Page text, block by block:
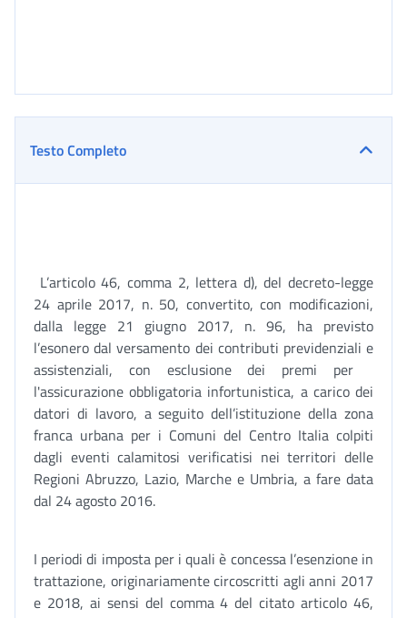
Testo Completo
L’articolo 46, comma 2, lettera d), del decreto-legge
24 aprile 2017, n. 50, convertito, con modificazioni,
dalla legge 21 giugno 2017, n. 96, ha previsto
l’esonero dal versamento dei contributi previdenziali e
assistenziali, con esclusione dei premi per
l'assicurazione obbligatoria infortunistica, a carico dei
datori di lavoro, a seguito dell’istituzione della zona
franca urbana per i Comuni del Centro Italia colpiti
dagli eventi calamitosi verificatisi nei territori delle
Regioni Abruzzo, Lazio, Marche e Umbria, a fare data
dal 24 agosto 2016.
I periodi di imposta per i quali è concessa l’esenzione in
trattazione, originariamente circoscritti agli anni 2017
e 2018, ai sensi del comma 4 del citato articolo 46,